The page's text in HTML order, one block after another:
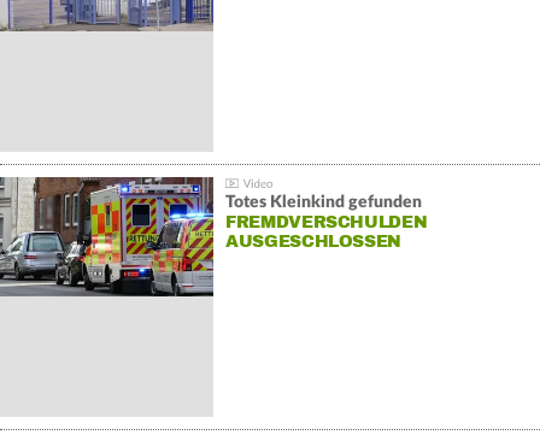
Totes Kleinkind gefunden
FREMDVERSCHULDEN
AUSGESCHLOSSEN